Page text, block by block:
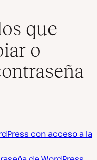
que
o
con acceso a la